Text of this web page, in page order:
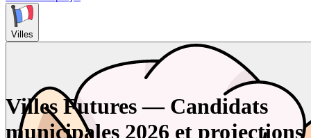
Villes
Villes Futures — Candidats
municipales 2026 et projections